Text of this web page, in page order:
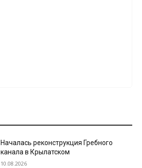
Началась реконструкция Гребного
канала в Крылатском
10.08.2026